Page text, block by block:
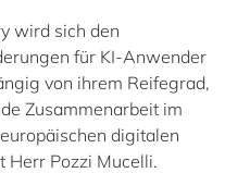
wird sich den
für KI-Anwender
von ihrem Reifegrad,
Zusammenarbeit im
digitalen
Herr Pozzi Mucelli.